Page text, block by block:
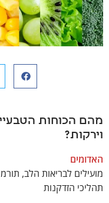
מהם הכוחות
וירקות?
האדומים
מועילים לבריאות הלב,
תהליכי הזדקנות